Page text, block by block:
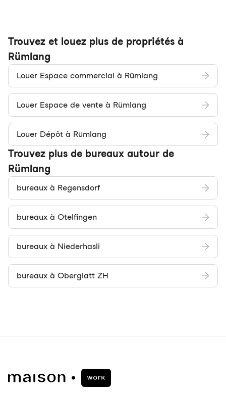
Trouvez et louez plus de propriétés à
Rümlang
Louer Espace commercial à Rümlang
Louer Espace de vente à Rümlang
Louer Dépôt à Rümlang
Trouvez plus de bureaux autour de
Rümlang
bureaux à Regensdorf
bureaux à Otelfingen
bureaux à Niederhasli
bureaux à Oberglatt ZH